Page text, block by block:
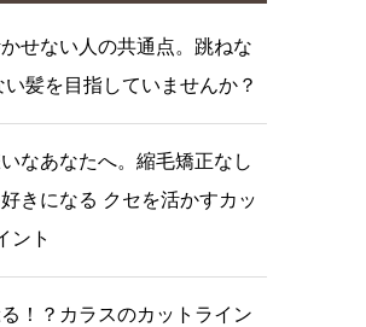
せない人の共通点。跳ねな
い髪を目指していませんか？
なあなたへ。縮毛矯正なし
きになる クセを活かすカッ
ント
！？カラスのカットライン